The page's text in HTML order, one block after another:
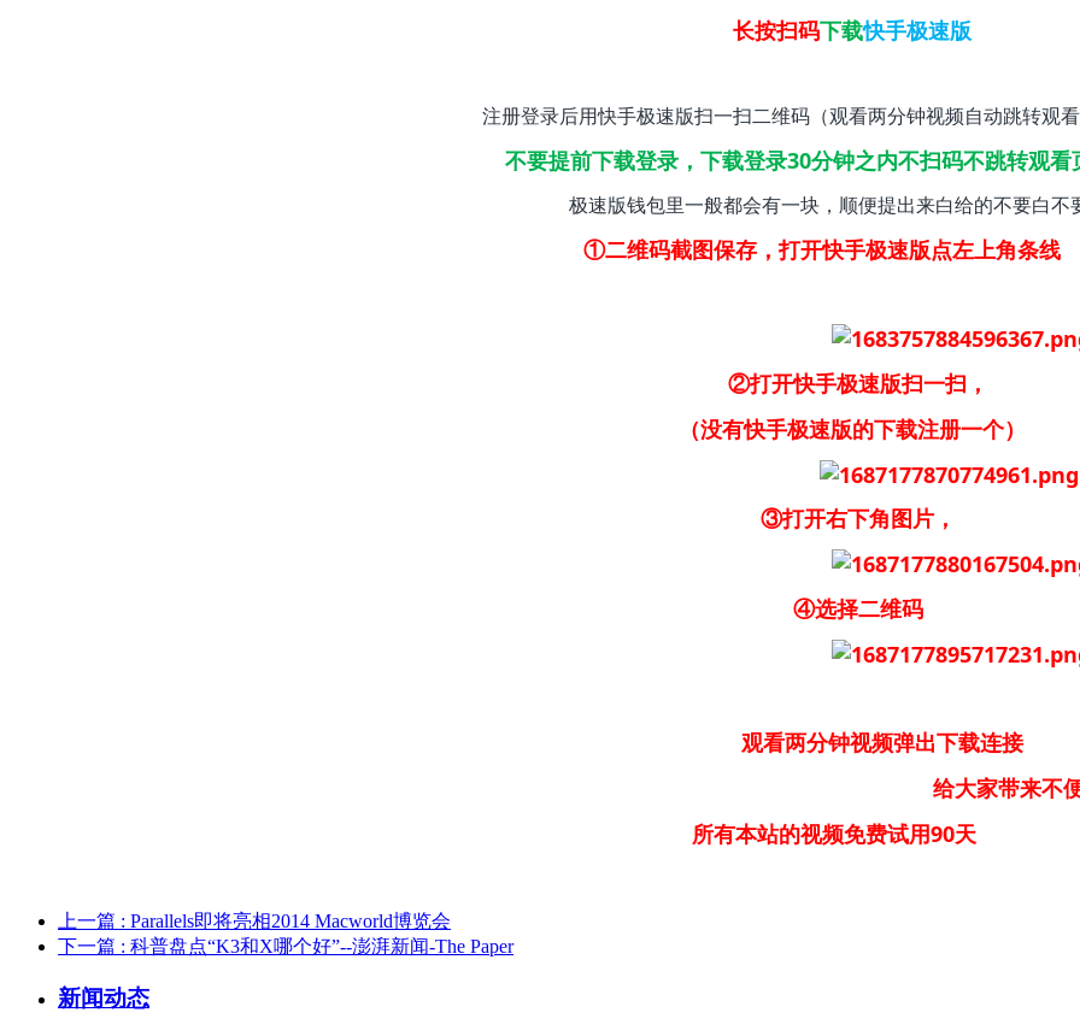
长按扫码下载快手极速版
注册登录后用快手极速版扫一扫二维码（观看两分钟视频自动跳转观
不要提前下载登录，下载登录30分钟之内不扫码不跳转观看
极速版钱包里一般都会有一块，顺便提出来白给的不要白不
①二维码截图保存，打开快手极速版点左上角条线
②打开快手极速版扫一扫，
（没有快手极速版的下载注册一个）
③打开右下角图片，
④选择二维码
观看两分钟视频弹出下载连接
给大家带来不便请大家
所有本站的视频免费试用90天
上一篇 : Parallels即将亮相2014 Macworld博览会
下一篇 : 科普盘点“K3和X哪个好”--澎湃新闻-The Paper
新闻动态